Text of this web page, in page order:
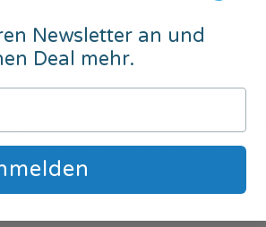
Käufen von Librio senden müssen
Nutzungsbedingungen informieren,
Daten in geeigneter Weise zu
Änderung oder unbefugte Zerstörung
Verfahren und Modi
Newsletter an und
Deal mehr.